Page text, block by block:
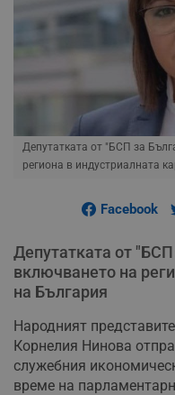
Депутатката от "БСП за
региона в индустриалната
Facebook
Депутатката от
включването на
на България
Народният
Корнелия Нинова
служебния
време на